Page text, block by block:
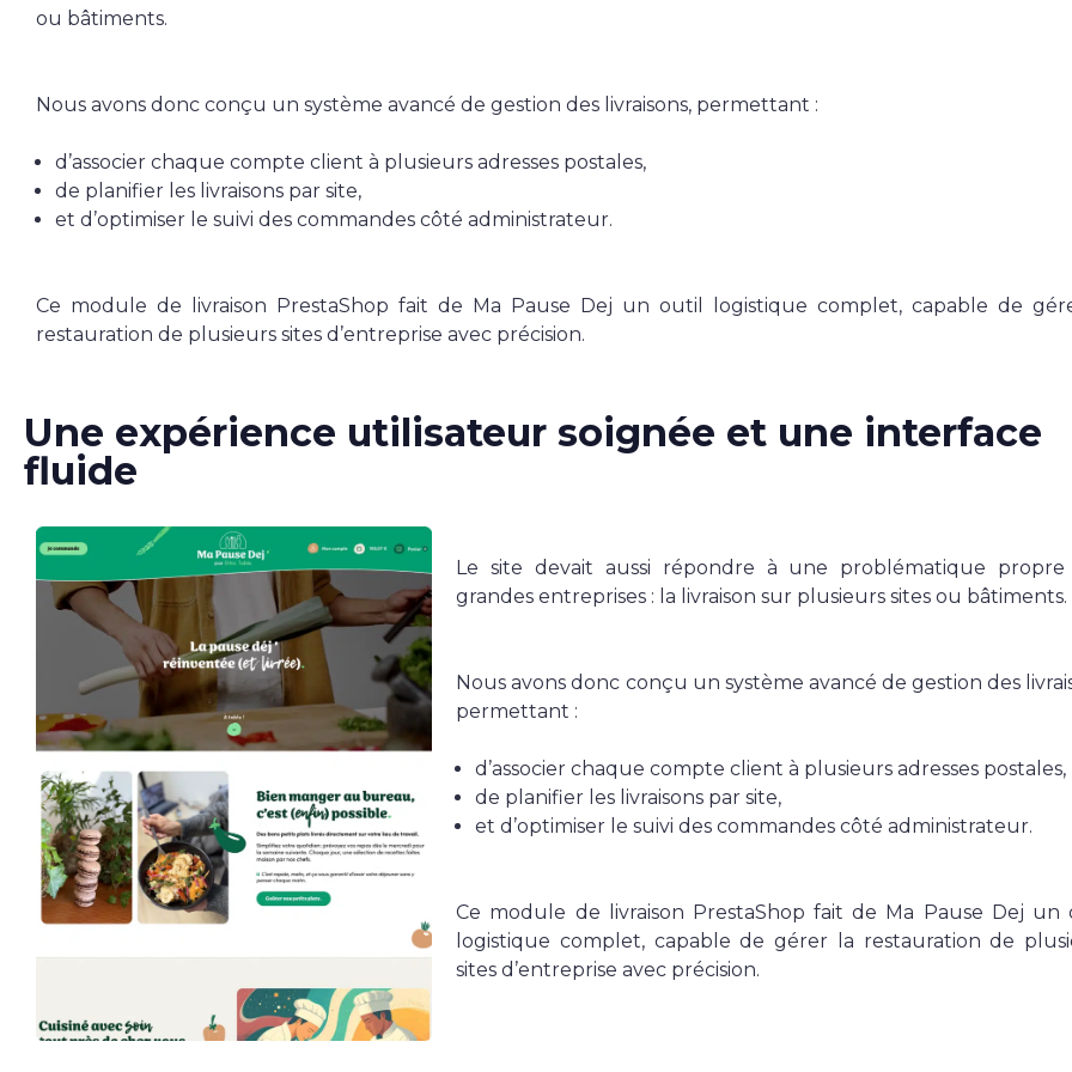
ou bâtiments.
Nous avons donc conçu un système avancé de gestion des livraisons, permettant :
d’associer chaque compte client à plusieurs adresses postales,
de planifier les livraisons par site,
et d’optimiser le suivi des commandes côté administrateur.
Ce module de livraison PrestaShop fait de Ma Pause Dej un outil logistique complet, capable de
restauration de plusieurs sites d’entreprise avec précision.
Une expérience utilisateur soignée et une interface
fluide
Le site devait aussi répondre à une problématique propre
grandes entreprises : la livraison sur plusieurs sites ou bâtiments.
Nous avons donc conçu un système avancé de gestion des
permettant :
d’associer chaque compte client à plusieurs adresses postales,
de planifier les livraisons par site,
et d’optimiser le suivi des commandes côté administrateur.
Ce module de livraison PrestaShop fait de Ma Pause Dej un
logistique complet, capable de gérer la restauration de
sites d’entreprise avec précision.